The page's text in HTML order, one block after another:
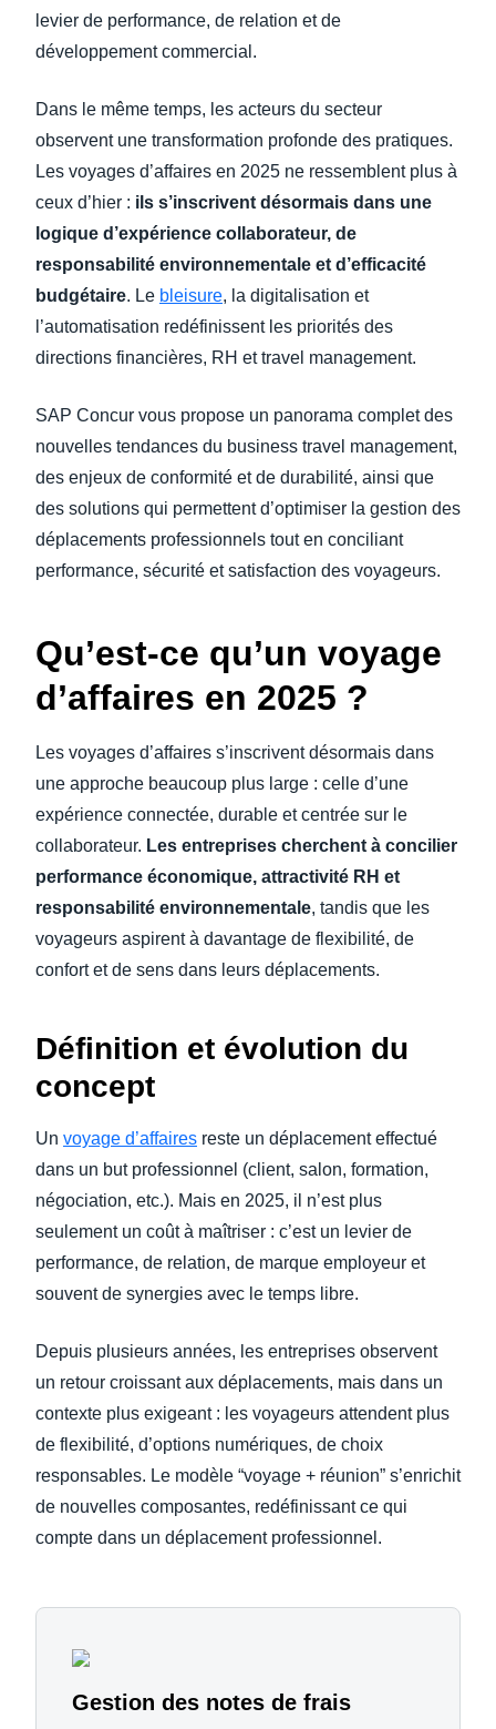
levier de performance, de relation et de
développement commercial.
Dans le même temps, les acteurs du secteur
observent une transformation profonde des pratiques.
Les voyages d’affaires en 2025 ne ressemblent plus à
ceux d’hier : ils s’inscrivent désormais dans une
logique d’expérience collaborateur, de
responsabilité environnementale et d’efficacité
budgétaire. Le bleisure, la digitalisation et
l’automatisation redéfinissent les priorités des
directions financières, RH et travel management.
SAP Concur vous propose un panorama complet des
nouvelles tendances du business travel management,
des enjeux de conformité et de durabilité, ainsi que
des solutions qui permettent d’optimiser la gestion des
déplacements professionnels tout en conciliant
performance, sécurité et satisfaction des voyageurs.
Qu’est-ce qu’un voyage
d’affaires en 2025 ?
Les voyages d’affaires s’inscrivent désormais dans
une approche beaucoup plus large : celle d’une
expérience connectée, durable et centrée sur le
collaborateur. Les entreprises cherchent à concilier
performance économique, attractivité RH et
responsabilité environnementale, tandis que les
voyageurs aspirent à davantage de flexibilité, de
confort et de sens dans leurs déplacements.
Définition et évolution du
concept
Un voyage d’affaires reste un déplacement effectué
dans un but professionnel (client, salon, formation,
négociation, etc.). Mais en 2025, il n’est plus
seulement un coût à maîtriser : c’est un levier de
performance, de relation, de marque employeur et
souvent de synergies avec le temps libre.
Depuis plusieurs années, les entreprises observent
un retour croissant aux déplacements, mais dans un
contexte plus exigeant : les voyageurs attendent plus
de flexibilité, d’options numériques, de choix
responsables. Le modèle “voyage + réunion” s’enrichit
de nouvelles composantes, redéfinissant ce qui
compte dans un déplacement professionnel.
Gestion des notes de frais